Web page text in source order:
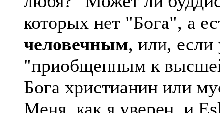
которых нет "Бога", а
человечным, или,
"приобщенным к
Бога христианин или
Меня, как я уверен, и